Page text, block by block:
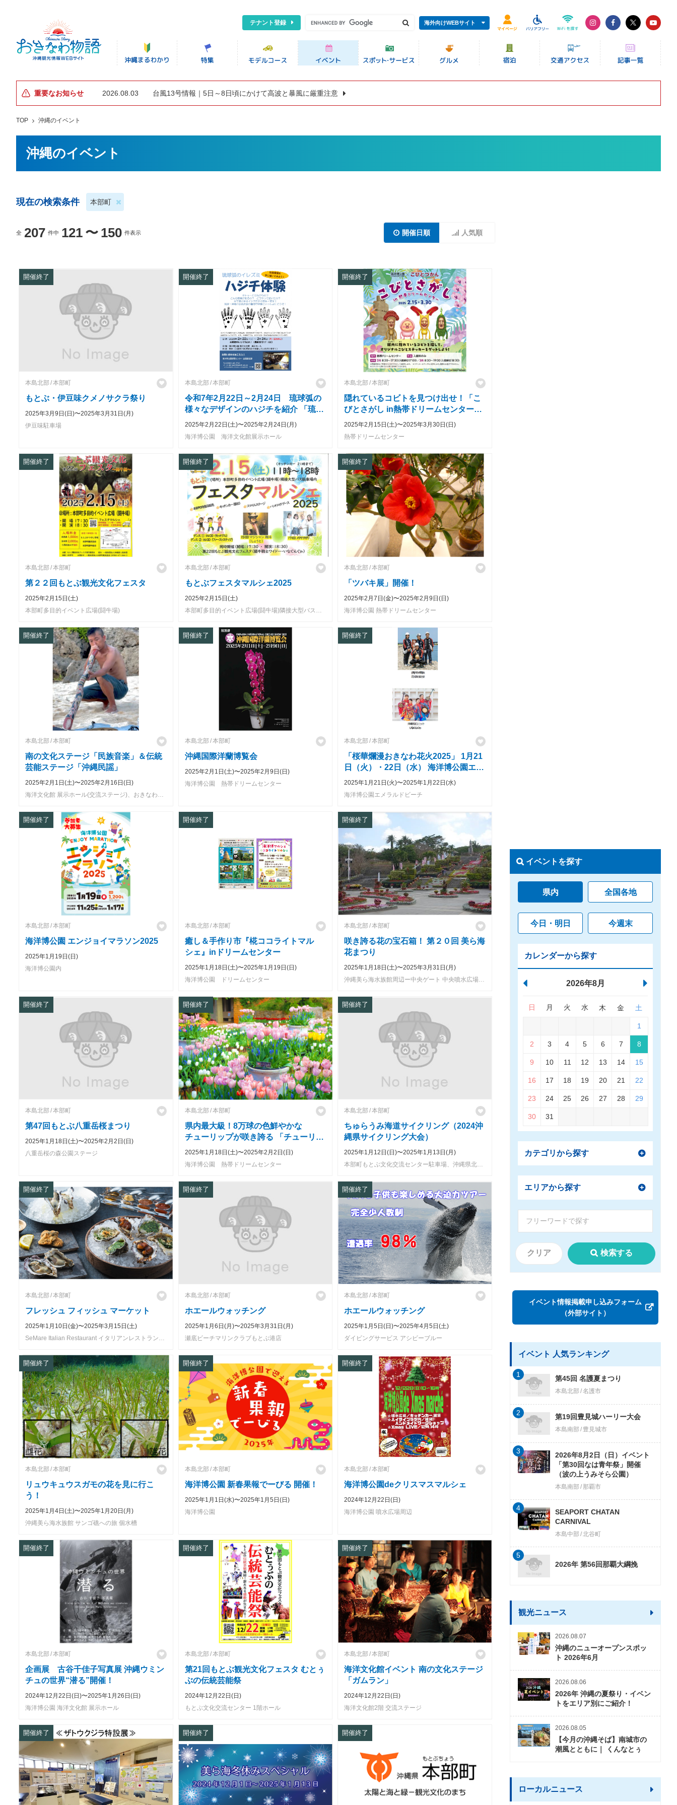
テナント登録 海外向けWEBサイト
重要なお知らせ 2026.08.03 台風13号情報｜5日～8日頃にかけて高波と暴風に厳重注意
TOP 沖縄のイベント
沖縄のイベント
現在の検索条件 本部町
全 207 件中 121 〜 150 件表示 開催日順 人気順
開催終了
本島北部 本部町
もとぶ・伊豆味クメノサクラ祭り
2025年3月9日(日)〜2025年3月31日(月)
伊豆味駐車場
開催終了
本島北部 本部町
令和7年2月22日～2月24日 琉球弧の
様々なデザインのハジチを紹介 「琉球
弧のイレズミ・ハジチ体験」開催!!
2025年2月22日(土)〜2025年2月24日(月)
海洋博公園 海洋文化館展示ホール
開催終了
本島北部 本部町
隠れているコビトを見つけ出せ！「こ
びとさがし in熱帯ドリームセンター」
開催！
2025年2月15日(土)〜2025年3月30日(日)
熱帯ドリームセンター
開催終了
本島北部 本部町
第２２回もとぶ観光文化フェスタ
2025年2月15日(土)
本部町多目的イベント広場(闘牛場)
開催終了
本島北部 本部町
もとぶフェスタマルシェ2025
2025年2月15日(土)
開催終了
本島北部 本部町
「ツバキ展」開催！
2025年2月7日(金)〜2025年2月9日(日)
海洋博公園 熱帯ドリームセンター
開催終了
本島北部 本部町
南の文化ステージ「民族音楽」＆伝統
芸能ステージ「沖縄民謡」
2025年2月1日(土)〜2025年2月16日(日)
海洋文化館 展示ホール(交流ステージ)、おきなわ郷土村（ゆくい処舞台）
開催終了
本島北部 本部町
沖縄国際洋蘭博覧会
2025年2月1日(土)〜2025年2月9日(日)
海洋博公園 熱帯ドリームセンター
開催終了
本島北部 本部町
「桜華爛漫おきなわ花火2025」 1月21
日（火）・22日（水） 海洋博公園エメ
ラルドビーチで開催！
2025年1月21日(火)〜2025年1月22日(水)
海洋博公園エメラルドビーチ
開催終了
本島北部 本部町
海洋博公園 エンジョイマラソン2025
2025年1月19日(日)
海洋博公園内
開催終了
本島北部 本部町
癒し＆手作り市『椛ココライトマル
シェ』inドリームセンター
2025年1月18日(土)〜2025年1月19日(日)
海洋博公園 ドリームセンター
開催終了
本島北部 本部町
咲き誇る花の宝石箱！ 第２０回 美ら海
花まつり
2025年1月18日(土)〜2025年3月31日(月)
沖縄美ら海水族館周辺ー中央ゲート 中央噴水広場ー熱帯ドリームセンター周辺
開催終了
本島北部 本部町
第47回もとぶ八重岳桜まつり
2025年1月18日(土)〜2025年2月2日(日)
八重岳桜の森公園ステージ
開催終了
本島北部 本部町
県内最大級！8万球の色鮮やかな
チューリップが咲き誇る 「チューリッ
プフェア」開催！
2025年1月18日(土)〜2025年2月2日(日)
海洋博公園 熱帯ドリームセンター
開催終了
本島北部 本部町
ちゅらうみ海道サイクリング（2024沖
縄県サイクリング大会）
2025年1月12日(日)〜2025年1月13日(月)
本部町もとぶ文化交流センター駐車場、沖縄県北部地域（本部町、今帰仁村、名護市、大宜味村、国頭村）
開催終了
本島北部 本部町
フレッシュ フィッシュ マーケット
2025年1月10日(金)〜2025年3月15日(土)
SeMare Italian Restaurant イタリアンレストラン「セマーレ」
開催終了
本島北部 本部町
ホエールウォッチング
2025年1月6日(月)〜2025年3月31日(月)
瀬底ビーチマリンクラブもとぶ港店
開催終了
本島北部 本部町
ホエールウォッチング
2025年1月5日(日)〜2025年4月5日(土)
ダイビングサービス アシビーブルー
開催終了
本島北部 本部町
リュウキュウスガモの花を見に行こ
う！
2025年1月4日(土)〜2025年1月20日(月)
沖縄美ら海水族館 サンゴ礁への旅 個水槽
開催終了
本島北部 本部町
海洋博公園 新春果報でーびる 開催！
2025年1月1日(水)〜2025年1月5日(日)
海洋博公園
開催終了
本島北部 本部町
海洋博公園deクリスマスマルシェ
2024年12月22日(日)
海洋博公園 噴水広場周辺
開催終了
本島北部 本部町
企画展 古谷千佳子写真展 沖縄ウミン
チュの世界“潜る”開催！
2024年12月22日(日)〜2025年1月26日(日)
海洋博公園 海洋文化館 展示ホール
開催終了
本島北部 本部町
第21回もとぶ観光文化フェスタ むとぅ
ぶの伝統芸能祭
2024年12月22日(日)
もとぶ文化交流センター 1階ホール
開催終了
本島北部 本部町
海洋文化館イベント 南の文化ステージ
「ガムラン」
2024年12月22日(日)
海洋文化館2階 交流ステージ
開催終了 開催終了 開催終了
イベントを探す
県内 全国各地
今日・明日 今週末
カレンダーから探す
2026年8月
日 月 火 水 木 金 土
1
2 3 4 5 6 7 8
9 10 11 12 13 14 15
16 17 18 19 20 21 22
23 24 25 26 27 28 29
30 31
カテゴリから探す
エリアから探す
クリア 検索する
イベント情報掲載申し込みフォーム
（外部サイト）
イベント 人気ランキング
第45回 名護夏まつり
本島北部 名護市
1
第19回豊見城ハーリー大会
本島南部 豊見城市
2
2026年8月2日（日）イベント
「第30回なは青年祭」開催
（波の上うみそら公園）
本島南部 那覇市
3
SEAPORT CHATAN
CARNIVAL
本島中部 北谷町
4
2026年 第56回那覇大綱挽
5
観光ニュース
2026.08.07
沖縄のニューオープンスポッ
ト 2026年6月
2026.08.06
2026年 沖縄の夏祭り・イベン
トをエリア別にご紹介！
2026.08.05
【今月の沖縄そば】南城市の
潮風とともに｜ くんなとぅ
ローカルニュース